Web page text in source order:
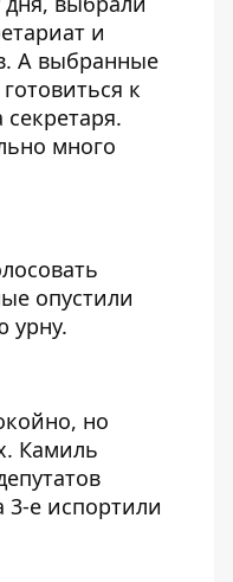
и
А выбранные
к
много
опустили
урну.
но
Камиль
3-е испортили